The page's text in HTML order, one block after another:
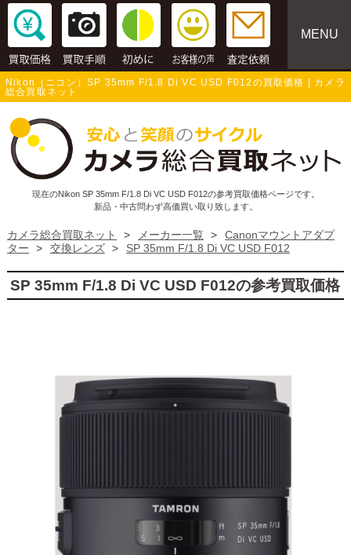
MENU
Nikon（ニコン）SP 35mm F/1.8 Di VC USD F012の買取価格 | カメラ
総合買取ネット
現在のNikon SP 35mm F/1.8 Di VC USD F012の参考買取価格ページです。
新品・中古問わず高価買い取り致します。
カメラ総合買取ネット > メーカー一覧 >
Canonマウントアダプ
ター
> 交換レンズ > SP 35mm F/1.8 Di VC USD F012
SP 35mm F/1.8 Di VC USD F012の参考買取価格